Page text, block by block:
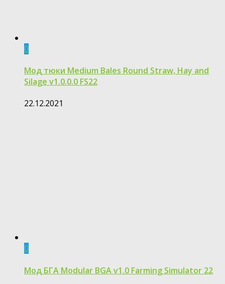
0
Мод тюки Medium Bales Round Straw, Hay and
Silage v1.0.0.0 FS22
22.12.2021
0
Мод БГА Modular BGA v1.0 Farming Simulator 22